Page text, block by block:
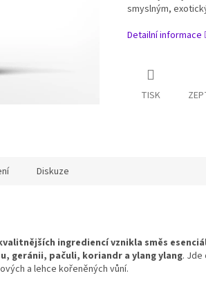
smyslným,
Detailní informace
TISK
Diskuze
ingrediencí vznikla směs
geránii, pačuli, koriandr a ylang ylang. Jde
a lehce kořeněných vůní.